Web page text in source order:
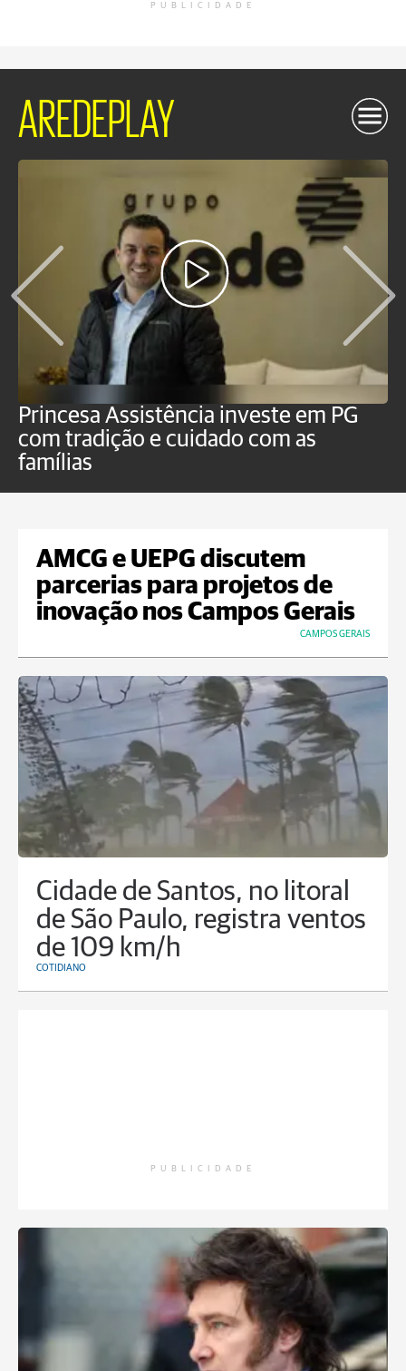
PUBLICIDADE
AREDEPLAY
Princesa Assistência investe em PG
com tradição e cuidado com as
famílias
AMCG e UEPG discutem
parcerias para projetos de
inovação nos Campos Gerais
CAMPOS GERAIS
Cidade de Santos, no litoral
de São Paulo, registra ventos
de 109 km/h
COTIDIANO
PUBLICIDADE